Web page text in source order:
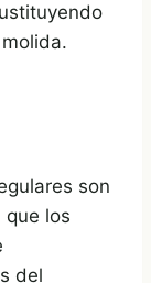
son
que los
del